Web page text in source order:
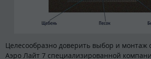
Целесообразно доверить выбор и монтаж
Аэро Лайт 7 специализированной